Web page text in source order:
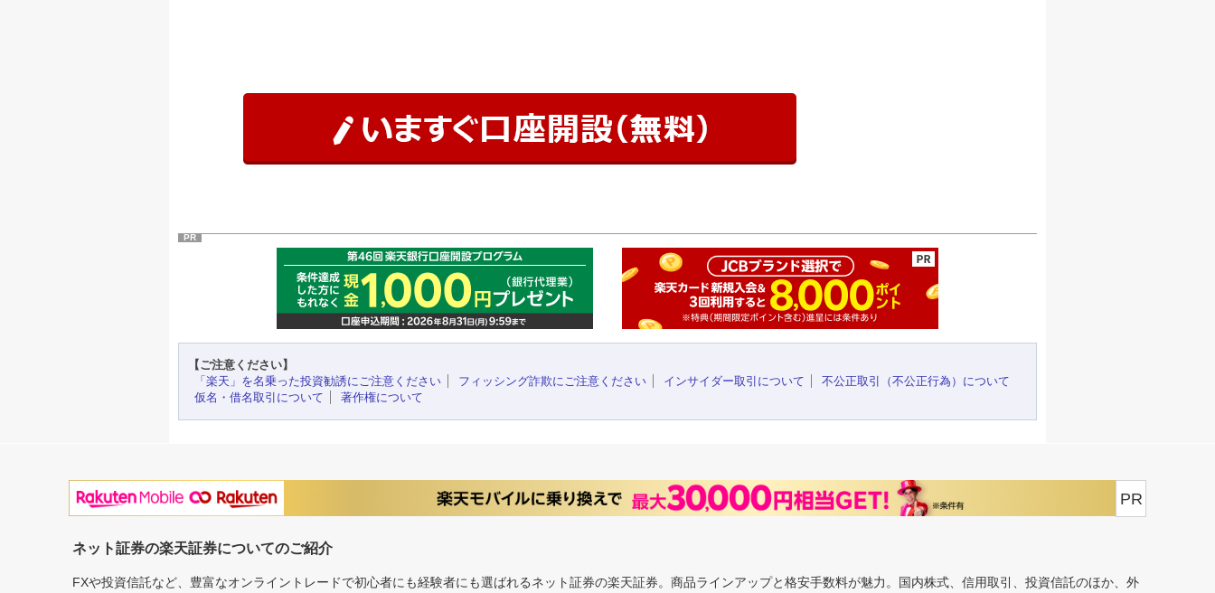
PR
【ご注意ください】
「楽天」を名乗った投資勧誘にご注意ください
フィッシング詐欺にご注意ください インサイダー取引について
不公正取引（不公正行為）について
仮名・借名取引について
著作権について
PR
ネット証券の楽天証券についてのご紹介
FXや投資信託など、豊富なオンライントレードで初心者にも経験者にも選ばれるネット証券の楽天証券。商品ラインアップと格安手数料が魅力。国内株式、信用取引、投資信託のほか、外